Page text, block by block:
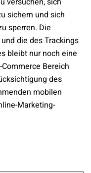
sichern und sich
sperren. Die
und die des Trackings
bleibt nur noch eine
Bereich
des
mobilen
Marketing-